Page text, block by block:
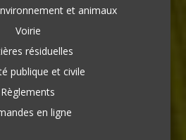
et animaux
Voirie
résiduelles
publique et civile
Règlements
en ligne